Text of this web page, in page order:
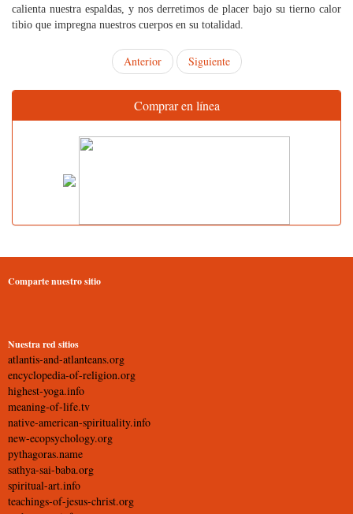
calienta nuestra espaldas, y nos derretimos de placer bajo su tierno calor
tibio que impregna nuestros cuerpos en su totalidad.
Anterior Siguiente
Comprar en línea
Comparte nuestro sitio
Nuestra red sitios
atlantis-and-atlanteans.org
encyclopedia-of-religion.org
highest-yoga.info
meaning-of-life.tv
native-american-spirituality.info
new-ecopsychology.org
pythagoras.name
sathya-sai-baba.org
spiritual-art.info
teachings-of-jesus-christ.org